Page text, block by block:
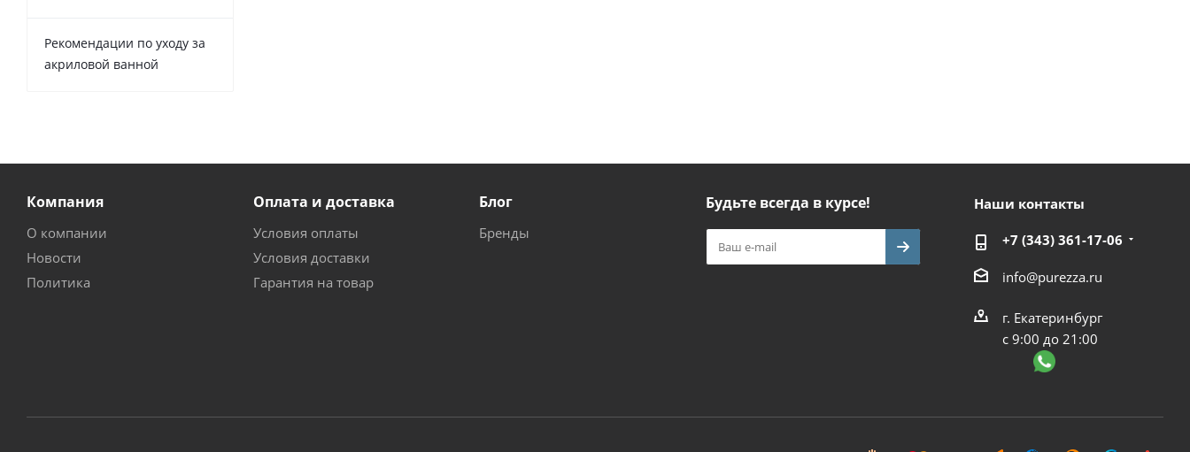
Рекомендации по уходу за
акриловой ванной
Компания
О компании
Новости
Политика
Оплата и доставка
Условия оплаты
Условия доставки
Гарантия на товар
Блог
Бренды
Будьте всегда в курсе! Наши контакты
+7 (343) 361-17-06
info@purezza.ru
г. Екатеринбург
с 9:00 до 21:00